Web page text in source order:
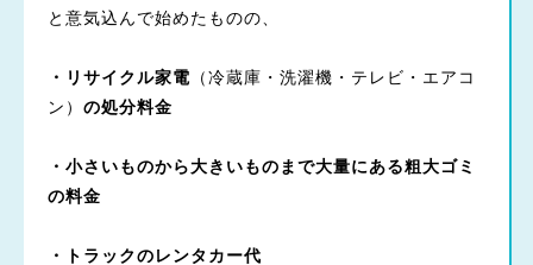
と意気込んで始めたものの、
・リサイクル家電 （冷蔵庫・洗濯機・テレビ・エアコ
ン） の処分料金
・小さいものから大きいものまで大量にある粗大ゴミ
の料金
・トラックのレンタカー代